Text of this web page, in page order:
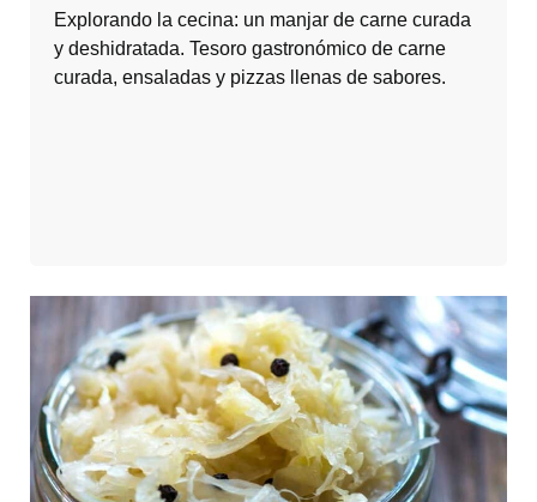
Explorando la cecina: un manjar de carne curada
y deshidratada. Tesoro gastronómico de carne
curada, ensaladas y pizzas llenas de sabores.